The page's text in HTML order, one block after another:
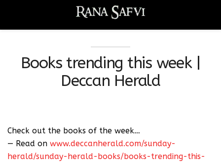
Books trending this week |
Deccan Herald
Check out the books of the week…
— Read on www.deccanherald.com/sunday-
herald/sunday-herald-books/books-trending-this-